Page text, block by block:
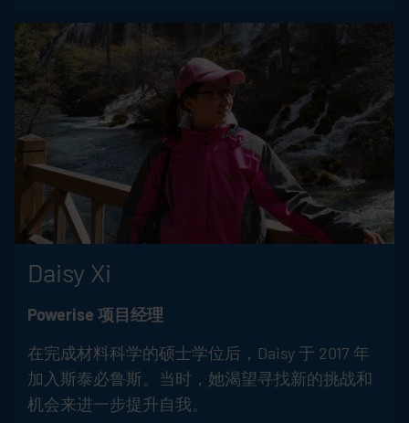
Daisy Xi
Powerise 项目经理
在完成材料科学的硕士学位后，Daisy 于 2017 年
加入斯泰必鲁斯。当时，她渴望寻找新的挑战和
机会来进一步提升自我。